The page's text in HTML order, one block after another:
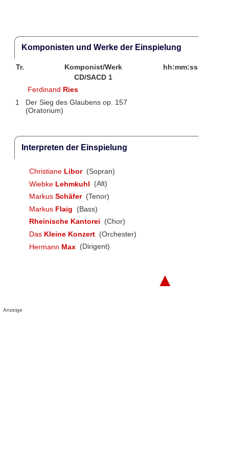
Komponisten und Werke der Einspielung
Tr. Komponist/Werk
hh:mm:ss
CD/SACD 1
Ferdinand Ries
1
Der Sieg des Glaubens op. 157
(Oratorium)
Interpreten der Einspielung
Christiane Libor (Sopran)
Wiebke Lehmkuhl
(Alt)
Markus Schäfer (Tenor)
Markus Flaig
(Bass)
Rheinische Kantorei
(Chor)
Das Kleine Konzert (Orchester)
Hermann Max (Dirigent)
▲
Anzeige